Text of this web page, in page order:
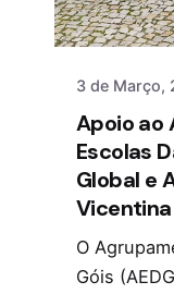
3 de Março,
Apoio ao
Escolas
Global e
Vicentina
O
Góis